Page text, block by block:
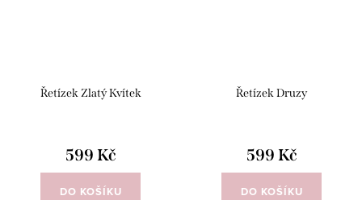
Řetízek Zlatý Kvítek
599 Kč
DO KOŠÍKU
Řetízek Druzy
599 Kč
DO KOŠÍKU